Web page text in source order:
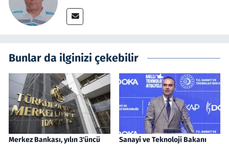
Bunlar da ilginizi çekebilir
Merkez Bankası, yılın 3'üncü
Sanayi ve Teknoloji Bakanı